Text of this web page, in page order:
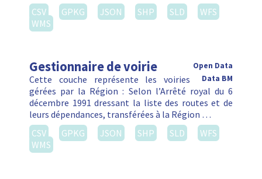
CSV
GPKG JSON SHP SLD
WFS
WMS
Gestionnaire de voirie
Open Data
Data BM
Cette couche représente les voiries
gérées par la Région : Selon l’Arrêté royal du 6
décembre 1991 dressant la liste des routes et de
leurs dépendances, transférées à la Région …
CSV
GPKG JSON SHP SLD
WFS
WMS